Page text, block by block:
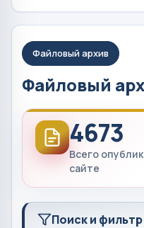
Файловый архив
Файловый
4673
Всего
сайте
Поиск и